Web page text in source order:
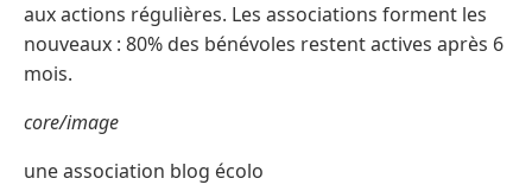
aux actions régulières. Les associations forment les
nouveaux : 80% des bénévoles restent actives après 6
mois.
core/image
une association blog écolo